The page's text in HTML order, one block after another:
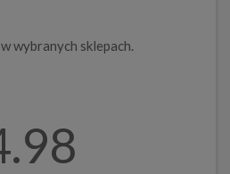
wybranych sklepach.